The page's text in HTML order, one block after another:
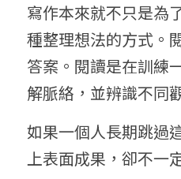
寫作本來就不只是為
種整理想法的方式。
答案。閱讀是在訓練
解脈絡，並辨識不同
如果一個人長期跳過
上表面成果，卻不一